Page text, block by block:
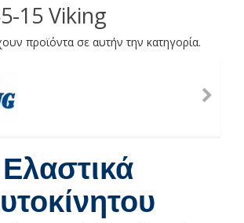
15 Viking
προϊόντα σε αυτήν την κατηγορία.
Ελαστικά